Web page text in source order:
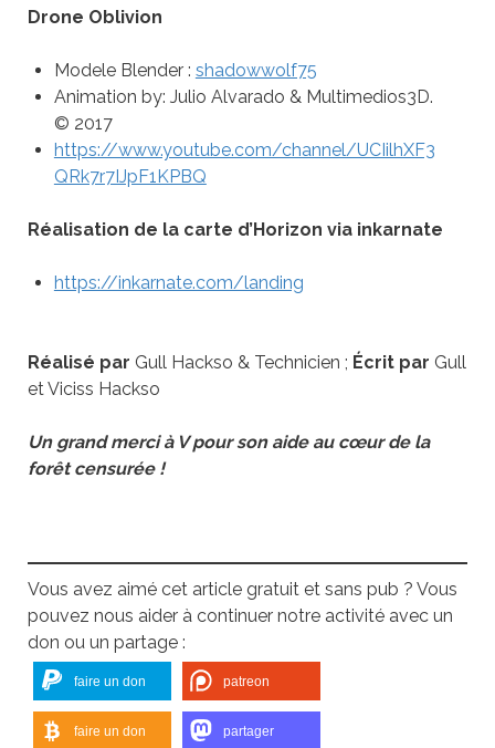
Drone Oblivion
Modele Blender : shadowwolf75
Animation by: Julio Alvarado & Multimedios3D.
© 2017
https://www.youtube.com/channel/UCIilhXF3
QRk7r7IJpF1KPBQ
Réalisation de la carte d’Horizon via inkarnate
https://inkarnate.com/landing
Réalisé par Gull Hackso & Technicien ; Écrit par Gull
et Viciss Hackso
Un grand merci à V pour son aide au cœur de la
forêt censurée !
Vous avez aimé cet article gratuit et sans pub ? Vous
pouvez nous aider à continuer notre activité avec un
don ou un partage :
faire un don patreon
faire un don partager